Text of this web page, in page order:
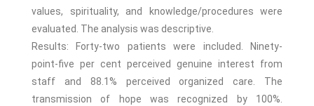
values, spirituality, and knowledge/procedures were
evaluated. The analysis was descriptive.
Results: Forty-two patients were included. Ninety-
point-five per cent perceived genuine interest from
staff and 88.1% perceived organized care. The
transmission of hope was recognized by 100%.